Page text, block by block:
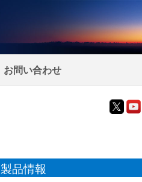
お問い合わせ
製品情報